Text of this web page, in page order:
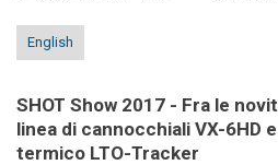
English
SHOT Show 2017 - Fra le
linea di cannocchiali VX-6HD
termico LTO-Tracker